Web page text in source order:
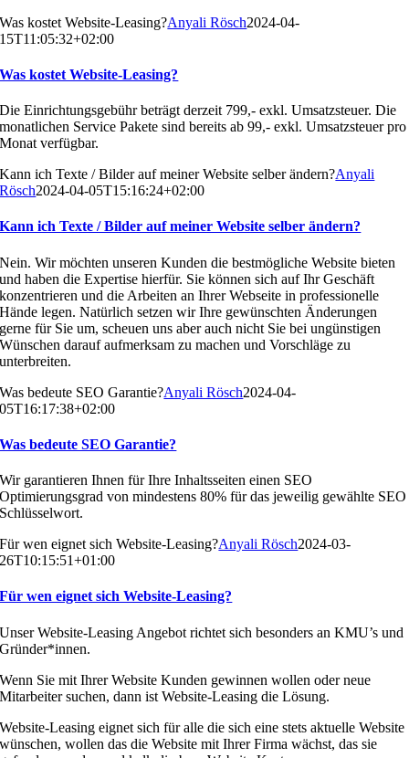
Was kostet Website-Leasing?Anyali Rösch2024-04-
15T11:05:32+02:00
Was kostet Website-Leasing?
Die Einrichtungsgebühr beträgt derzeit 799,- exkl. Umsatzsteuer. Die
monatlichen Service Pakete sind bereits ab 99,- exkl. Umsatzsteuer pro
Monat verfügbar.
Kann ich Texte / Bilder auf meiner Website selber ändern?Anyali
Rösch2024-04-05T15:16:24+02:00
Kann ich Texte / Bilder auf meiner Website selber ändern?
Nein. Wir möchten unseren Kunden die bestmögliche Website bieten
und haben die Expertise hierfür. Sie können sich auf Ihr Geschäft
konzentrieren und die Arbeiten an Ihrer Webseite in professionelle
Hände legen. Natürlich setzen wir Ihre gewünschten Änderungen
gerne für Sie um, scheuen uns aber auch nicht Sie bei ungünstigen
Wünschen darauf aufmerksam zu machen und Vorschläge zu
unterbreiten.
Was bedeute SEO Garantie?Anyali Rösch2024-04-
05T16:17:38+02:00
Was bedeute SEO Garantie?
Wir garantieren Ihnen für Ihre Inhaltsseiten einen SEO
Optimierungsgrad von mindestens 80% für das jeweilig gewählte SEO
Schlüsselwort.
Für wen eignet sich Website-Leasing?Anyali Rösch2024-03-
26T10:15:51+01:00
Für wen eignet sich Website-Leasing?
Unser Website-Leasing Angebot richtet sich besonders an KMU’s und
Gründer*innen.
Wenn Sie mit Ihrer Website Kunden gewinnen wollen oder neue
Mitarbeiter suchen, dann ist Website-Leasing die Lösung.
Website-Leasing eignet sich für alle die sich eine stets aktuelle Website
wünschen, wollen das die Website mit Ihrer Firma wächst, das sie